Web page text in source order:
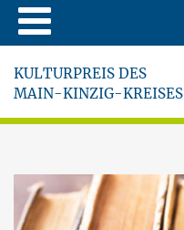
KULTURPREIS DES
MAIN-KINZIG-KREISES